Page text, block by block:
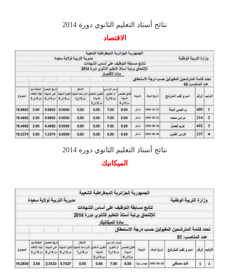
نتائج أستاذ التعليم الثانوي دورة 2014
الاقتصاد
نتائج أستاذ التعليم الثانوي دورة 2014
الميكانيك